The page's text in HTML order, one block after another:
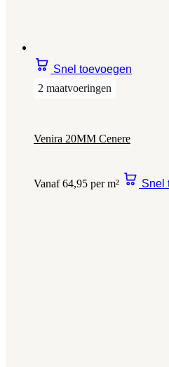
Snel toevoegen
2 maatvoeringen
Venira 20MM Cenere
Vanaf 64,95 per m² Snel